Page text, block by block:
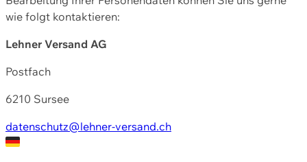
wie folgt kontaktieren:
Lehner Versand AG
Postfach
6210 Sursee
datenschutz@lehner-versand.ch